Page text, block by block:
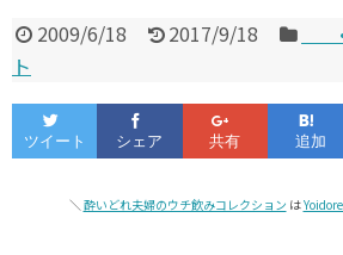
2009/6/18 2017/9/18
•
ト
＼ 酔いどれ夫婦のウチ飲みコレクション は